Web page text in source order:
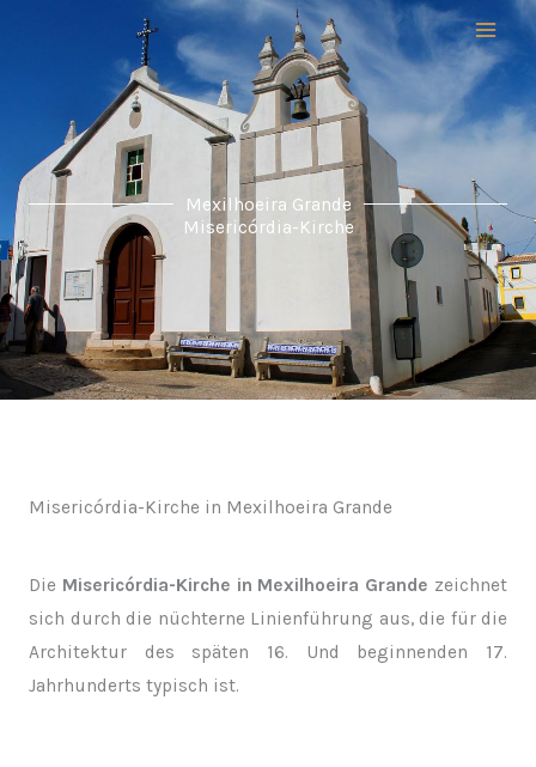
Mexilhoeira Grande
Misericórdia-Kirche
Misericórdia-Kirche in Mexilhoeira Grande
Die Misericórdia-Kirche in Mexilhoeira Grande zeichnet
sich durch die nüchterne Linienführung aus, die für die
Architektur des späten 16. Und beginnenden 17.
Jahrhunderts typisch ist.